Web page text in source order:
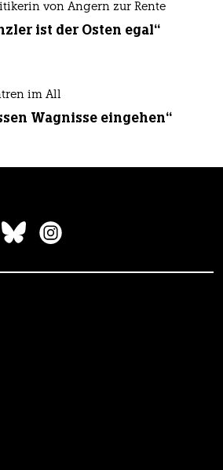
von Angern zur Rente
ist der Osten egal“
im All
Wagnisse eingehen“